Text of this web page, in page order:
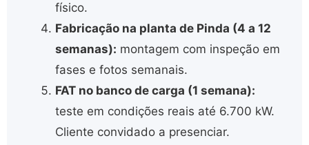
físico.
Fabricação na planta de Pinda (4 a 12
semanas): montagem com inspeção em
fases e fotos semanais.
FAT no banco de carga (1 semana):
teste em condições reais até 6.700 kW.
Cliente convidado a presenciar.